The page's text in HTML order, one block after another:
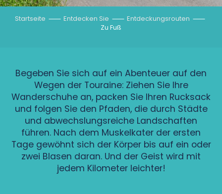
Startseite Entdecken Sie
Entdeckungsrouten
Zu Fuß
Begeben Sie sich auf ein Abenteuer auf den
Wegen der Touraine: Ziehen Sie Ihre
Wanderschuhe an, packen Sie Ihren Rucksack
und folgen Sie den Pfaden, die durch Städte
und abwechslungsreiche Landschaften
führen. Nach dem Muskelkater der ersten
Tage gewöhnt sich der Körper bis auf ein oder
zwei Blasen daran. Und der Geist wird mit
jedem Kilometer leichter!